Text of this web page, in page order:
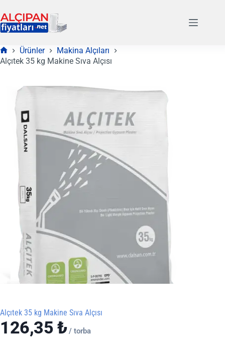
to
content
Anasayfa
Ürünler
Makina Alçıları
Alçıtek 35 kg Makine Sıva Alçısı
Alçıtek 35 kg Makine Sıva Alçısı
126,35 ₺ / torba